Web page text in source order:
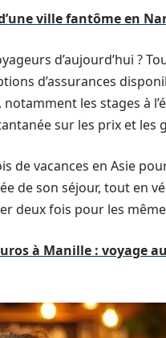
ville fantôme en
d’aujourd’hui ?
d’assurances
les stages à
sur les prix et les
de vacances en Asie
de son séjour, tout en
deux fois pour les
à Manille : voyage